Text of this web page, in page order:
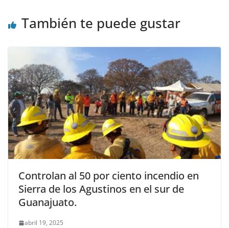
También te puede gustar
Controlan al 50 por ciento incendio en
Sierra de los Agustinos en el sur de
Guanajuato.
abril 19, 2025